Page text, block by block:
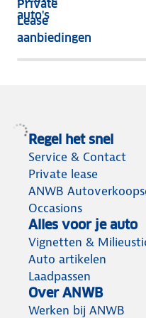
Private
Lease
aanbiedingen
nog
het
meeste
auto's
Regel het snel
Service & Contact
Private lease
ANWB
Occasions
Alles voor je auto
Vignetten &
Auto artikelen
Laadpassen
Over ANWB
Werken bij ANWB